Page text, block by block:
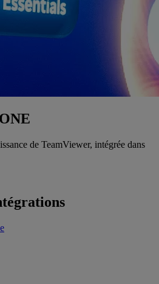
de TeamViewer, intégrée dans